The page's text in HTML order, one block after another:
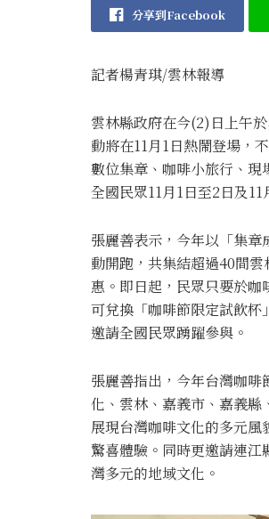
分享到Facebook
記者楊青琪/雲林報導
雲林縣政府在今(2)日上午
動將在11月1日熱鬧登場，
數位集章、咖啡小旅行、現
全國民眾11月1日至2日及
張麗善表示，今年以「集
動開跑，共集結超過40間
惠。即日起，民眾只要於
可兌換「咖啡節限定試飲
邀請全國民眾踴躍參與。
張麗善指出，今年台灣咖
化、雲林、嘉義市、嘉義縣
展現台灣咖啡文化的多元
驚喜體驗。同時更邀請連
灣多元的地域文化。